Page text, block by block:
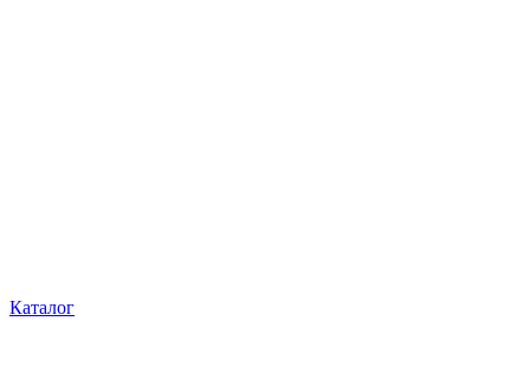
Каталог